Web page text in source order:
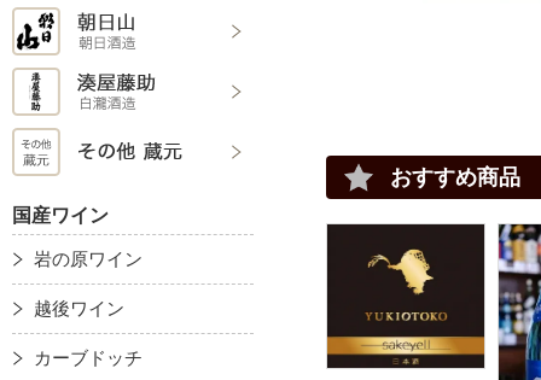
おすすめ商品
国産ワイン
岩の原ワイン
越後ワイン
カーブドッチ